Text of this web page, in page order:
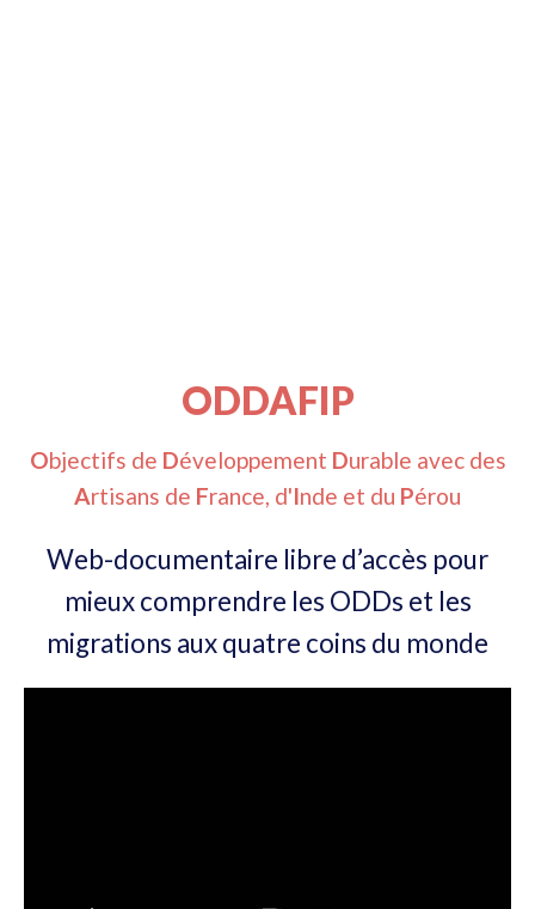
ODDAFIP
Objectifs de Développement Durable avec des
Artisans de France, d'Inde et du Pérou
Web-documentaire libre d’accès pour
mieux comprendre les ODDs et les
migrations aux quatre coins du monde